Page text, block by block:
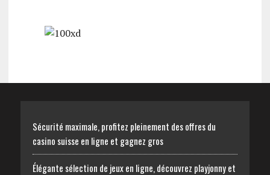
Sécurité maximale, profitez pleinement des offres du
casino suisse en ligne et gagnez gros
Élégante sélection de jeux en ligne, découvrez playjonny et